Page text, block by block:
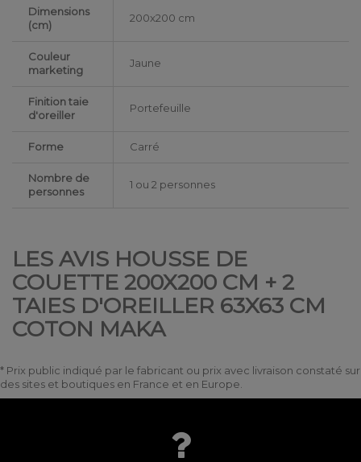
Dimensions
(cm)
200x200 cm
Couleur
marketing
Jaune
Finition taie
d'oreiller
Portefeuille
Forme Carré
Nombre de
personnes
1 ou 2 personnes
LES AVIS HOUSSE DE
COUETTE 200X200 CM + 2
TAIES D'OREILLER 63X63 CM
COTON MAKA
* Prix public indiqué par le fabricant ou prix avec livraison constaté sur
des sites et boutiques en France et en Europe.